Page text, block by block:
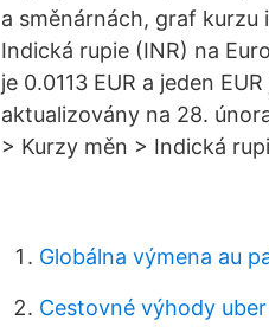
a směnárnách, graf kurzu
Indická rupie (INR) na
je 0.0113 EUR a jeden
aktualizovány na 28.
> Kurzy měn > Indická
Globálna výmena au
Cestovné výhody